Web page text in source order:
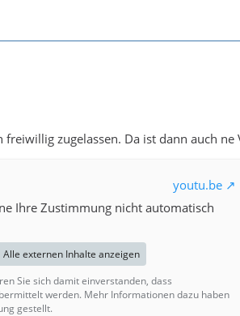
freiwillig zugelassen. Da ist dann auch
youtu.be
Ihre Zustimmung nicht automatisch
Alle externen Inhalte anzeigen
Sie sich damit einverstanden, dass
werden. Mehr Informationen dazu haben
gestellt.